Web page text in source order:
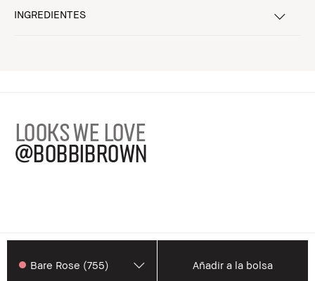
INGREDIENTES
LOOKS WE LOVE
@BOBBIBROWN
Bare Rose (755) Añadir a la bolsa